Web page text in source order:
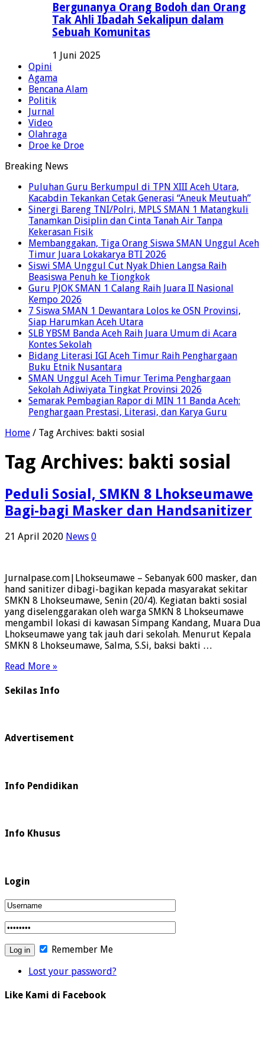
Bergunanya Orang Bodoh dan Orang
Tak Ahli Ibadah Sekalipun dalam
Sebuah Komunitas
1 Juni 2025
Opini
Agama
Bencana Alam
Politik
Jurnal
Video
Olahraga
Droe ke Droe
Breaking News
Puluhan Guru Berkumpul di TPN XIII Aceh Utara,
Kacabdin Tekankan Cetak Generasi “Aneuk Meutuah”
Sinergi Bareng TNI/Polri, MPLS SMAN 1 Matangkuli
Tanamkan Disiplin dan Cinta Tanah Air Tanpa
Kekerasan Fisik
Membanggakan, Tiga Orang Siswa SMAN Unggul Aceh
Timur Juara Lokakarya BTI 2026
Siswi SMA Unggul Cut Nyak Dhien Langsa Raih
Beasiswa Penuh ke Tiongkok
Guru PJOK SMAN 1 Calang Raih Juara II Nasional
Kempo 2026
7 Siswa SMAN 1 Dewantara Lolos ke OSN Provinsi,
Siap Harumkan Aceh Utara
SLB YBSM Banda Aceh Raih Juara Umum di Acara
Kontes Sekolah
Bidang Literasi IGI Aceh Timur Raih Penghargaan
Buku Etnik Nusantara
SMAN Unggul Aceh Timur Terima Penghargaan
Sekolah Adiwiyata Tingkat Provinsi 2026
Semarak Pembagian Rapor di MIN 11 Banda Aceh:
Penghargaan Prestasi, Literasi, dan Karya Guru
Home / Tag Archives: bakti sosial
Tag Archives: bakti sosial
Peduli Sosial, SMKN 8 Lhokseumawe
Bagi-bagi Masker dan Handsanitizer
21 April 2020 News 0
Jurnalpase.com|Lhokseumawe – Sebanyak 600 masker, dan
hand sanitizer dibagi-bagikan kepada masyarakat sekitar
SMKN 8 Lhokseumawe, Senin (20/4). Kegiatan bakti sosial
yang diselenggarakan oleh warga SMKN 8 Lhokseumawe
mengambil lokasi di kawasan Simpang Kandang, Muara Dua
Lhokseumawe yang tak jauh dari sekolah. Menurut Kepala
SMKN 8 Lhokseumawe, Salma, S.Si, baksi bakti …
Read More »
Sekilas Info
Advertisement
Info Pendidikan
Info Khusus
Login
Remember Me
Lost your password?
Like Kami di Facebook